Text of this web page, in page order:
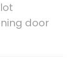
door